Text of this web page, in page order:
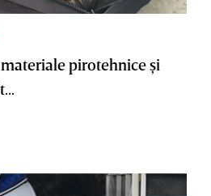
pirotehnice şi